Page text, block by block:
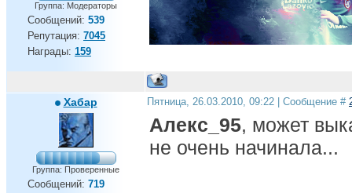
Группа: Модераторы
Сообщений: 539
Репутация: 7045
Награды: 159
Хабар
Группа: Проверенные
Сообщений: 719
Пятница, 26.03.2010, 09:22 | Сообщение #
Алекс_95, может
не очень начинала...